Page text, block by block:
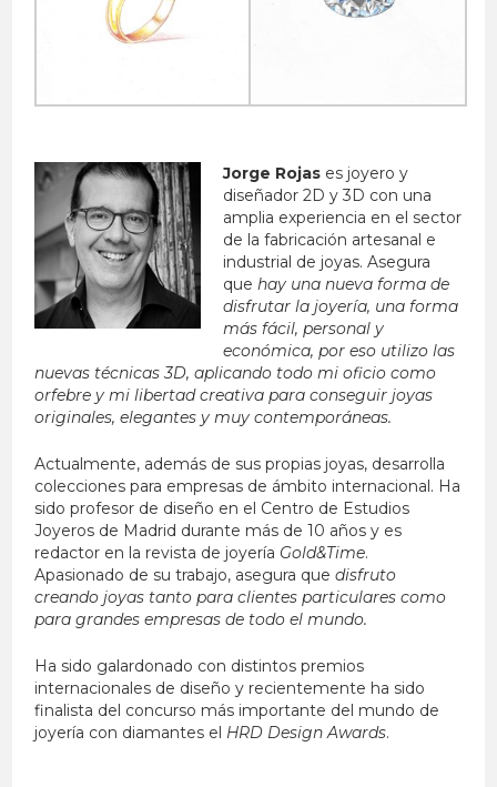
Jorge Rojas es joyero y
diseñador 2D y 3D con una
amplia experiencia en el sector
de la fabricación artesanal e
industrial de joyas. Asegura
que hay una nueva forma de
disfrutar la joyería, una forma
más fácil, personal y
económica, por eso utilizo las
nuevas técnicas 3D, aplicando todo mi oficio como
orfebre y mi libertad creativa para conseguir joyas
originales, elegantes y muy contemporáneas.
Actualmente, además de sus propias joyas, desarrolla
colecciones para empresas de ámbito internacional. Ha
sido profesor de diseño en el Centro de Estudios
Joyeros de Madrid durante más de 10 años y es
redactor en la revista de joyería Gold&Time.
Apasionado de su trabajo, asegura quedisfruto
creando joyas tanto para clientes particulares como
para grandes empresas de todo el mundo.
Ha sido galardonado con distintos premios
internacionales de diseño y recientemente ha sido
finalista del concurso más importante del mundo de
joyería con diamantes el HRD Design Awards.